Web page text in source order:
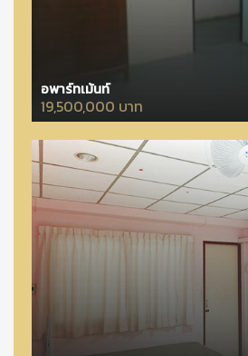
อพาร์ทเม้นท์
19,500,000 บาท